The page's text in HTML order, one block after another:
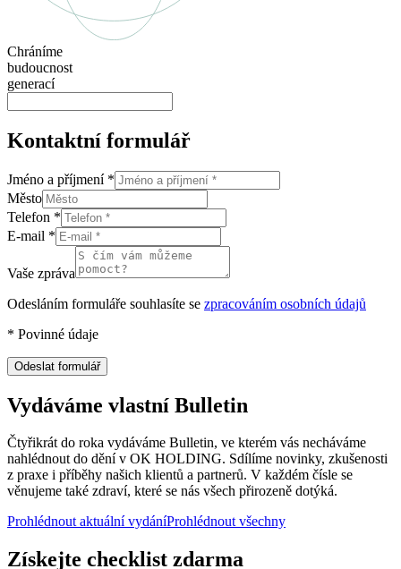
Chráníme
budoucnost
generací
Kontaktní formulář
Jméno a příjmení *
Město
Telefon *
E-mail *
Vaše zpráva
Odesláním formuláře souhlasíte se zpracováním osobních údajů
* Povinné údaje
Odeslat formulář
Vydáváme vlastní Bulletin
Čtyřikrát do roka vydáváme Bulletin, ve kterém vás necháváme
nahlédnout do dění v OK HOLDING. Sdílíme novinky, zkušenosti
z praxe i příběhy našich klientů a partnerů. V každém čísle se
věnujeme také zdraví, které se nás všech přirozeně dotýká.
Prohlédnout aktuální vydáníProhlédnout všechny
Získejte checklist zdarma